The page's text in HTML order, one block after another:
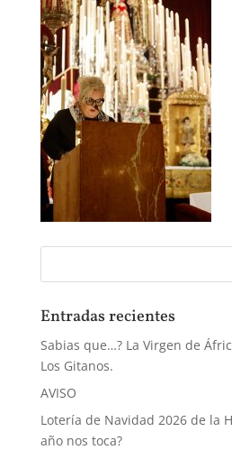
Entradas recientes
Sabias que…? La Virgen de
Los Gitanos.
AVISO
Lotería de Navidad 2026 de la
año nos toca?